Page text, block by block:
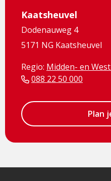
Kaatsheuvel
Dodenauweg 4
5171 NG Kaatsheuvel
Regio: Midden- en
088 22 50 000
Plan